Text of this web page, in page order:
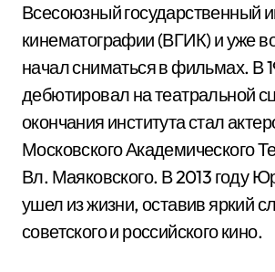
Всесоюзный государственный
кинематографии (ВГИК) и уже
начал сниматься в фильмах. В
дебютировал на театральной
окончания института стал
Московского Академического
Вл. Маяковского. В 2013 году
ушел из жизни, оставив яркий
советского и российского кино.